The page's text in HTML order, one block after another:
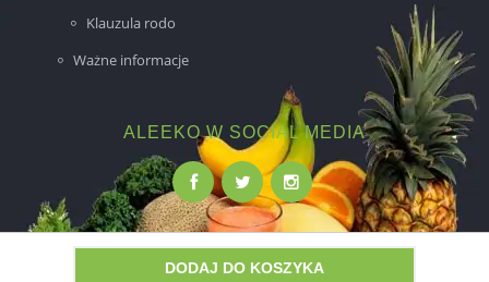
DODAJ DO KOSZYKA
Klauzula rodo
Ważne informacje
ALEEKO W SOCIAL MEDIA